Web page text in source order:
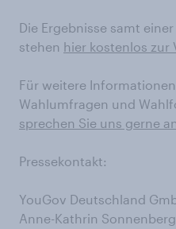
Die Ergebnisse samt
stehen hier kostenlos zur
Für weitere
Wahlumfragen und
sprechen Sie uns gerne an
Pressekontakt:
YouGov Deutschland
Anne-Kathrin Sonnenberg